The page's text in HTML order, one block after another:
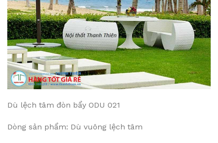
Dù lệch tâm đòn bẩy ODU 021
Dòng sản phẩm: Dù vuông lệch tâm